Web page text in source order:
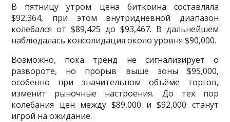
В пятницу утром цена биткоина составляла
$92,364, при этом внутридневной диапазон
колебался от $89,425 до $93,467. В дальнейшем
наблюдалась консолидация около уровня $90,000.
Возможно, пока тренд не сигнализирует о
развороте, но прорыв выше зоны $95,000,
особенно при значительном объёме торгов,
изменит рыночные настроения. До тех пор
колебания цен между $89,000 и $92,000 станут
игрой на ожидание.